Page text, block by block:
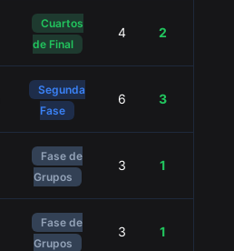
Cuartos
de Final
4 2
Segunda
Fase
6 3
Fase de
Grupos
3 1
Fase de
Grupos
3 1